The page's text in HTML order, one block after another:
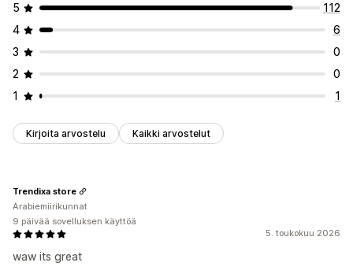
5
112
4
6
3
0
2
0
1
1
Kirjoita arvostelu Kaikki arvostelut
5. toukokuu 2026
waw its great
Trendixa store
Arabiemiirikunnat
9 päivää sovelluksen käyttöä